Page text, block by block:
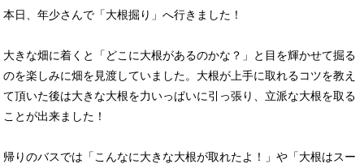
本日、年少さんで「大根掘り」へ行きました！
大きな畑に着くと「どこに大根があるのかな？」と目を輝かせて掘る
のを楽しみに畑を見渡していました。大根が上手に取れるコツを教え
て頂いた後は大きな大根を力いっぱいに引っ張り、立派な大根を取る
ことが出来ました！
帰りのバスでは「こんなに大きな大根が取れたよ！」や「大根はスー